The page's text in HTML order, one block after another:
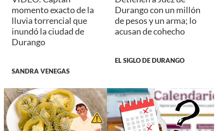
momento exacto de la
lluvia torrencial que
inundó la ciudad de
Durango
SANDRA VENEGAS
Durango con un millón
de pesos y un arma; lo
acusan de cohecho
EL SIGLO DE DURANGO